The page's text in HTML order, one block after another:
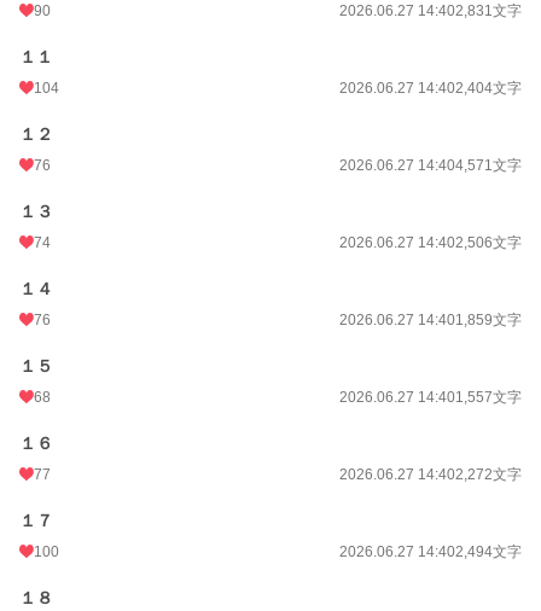
90 2026.06.27 14:402,831文字
１１
104 2026.06.27 14:402,404文字
１２
76 2026.06.27 14:404,571文字
１３
74 2026.06.27 14:402,506文字
１４
76 2026.06.27 14:401,859文字
１５
68 2026.06.27 14:401,557文字
１６
77 2026.06.27 14:402,272文字
１７
100 2026.06.27 14:402,494文字
１８